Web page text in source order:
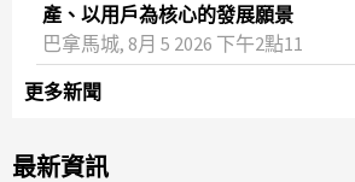
產、以用戶為核心的發展願景
巴拿馬城, 8月 5 2026 下午2點11
更多新聞
最新資訊